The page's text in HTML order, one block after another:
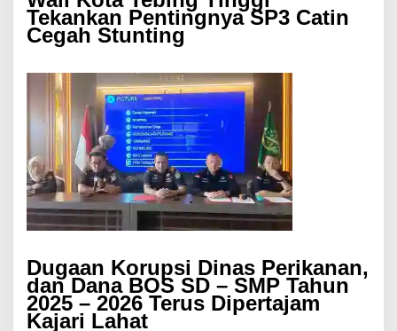
Tekankan Pentingnya SP3 Catin
Cegah Stunting
Dugaan Korupsi Dinas Perikanan,
dan Dana BOS SD – SMP Tahun
2025 – 2026 Terus Dipertajam
Kajari Lahat